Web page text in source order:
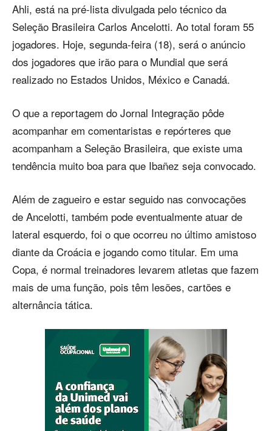
Ahli, está na pré-lista divulgada pelo técnico da
Seleção Brasileira Carlos Ancelotti. Ao total foram 55
jogadores. Hoje, segunda-feira (18), será o anúncio
dos jogadores que irão para o Mundial que será
realizado no Estados Unidos, México e Canadá.
O que a reportagem do Jornal Integração pôde
acompanhar em comentaristas e repórteres que
acompanham a Seleção Brasileira, que existe uma
tendência muito boa para que Ibañez seja convocado.
Além de zagueiro e estar seguido nas convocações
de Ancelotti, também pode eventualmente atuar de
lateral esquerdo, foi o que ocorreu no último amistoso
diante da Croácia e jogando como titular. Em uma
Copa, é normal treinadores levarem atletas que fazem
mais de uma função, pois têm lesões, cartões e
alternância tática.